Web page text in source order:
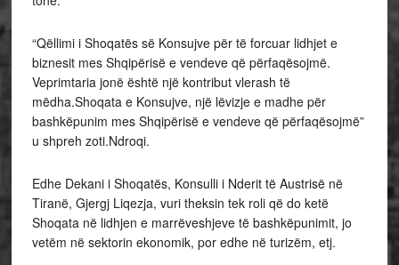
“Qëllimi i Shoqatës së Konsujve për të forcuar lidhjet e
biznesit mes Shqipërisë e vendeve që përfaqësojmë.
Veprimtaria jonë është një kontribut vlerash të
mëdha.Shoqata e Konsujve, një lëvizje e madhe për
bashkëpunim mes Shqipërisë e vendeve që përfaqësojmë”
u shpreh zoti.Ndroqi.
Edhe Dekani i Shoqatës, Konsulli i Nderit të Austrisë në
Tiranë, Gjergj Liqezja, vuri theksin tek roli që do ketë
Shoqata në lidhjen e marrëveshjeve të bashkëpunimit, jo
vetëm në sektorin ekonomik, por edhe në turizëm, etj.